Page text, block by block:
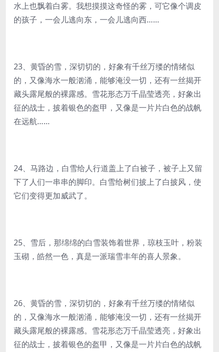
水上也飘着白雾。我想摸摸这奇怪的雾，可它像个调皮
的孩子，一会儿逃向东，一会儿逃向西……
23、黄昏的雪，深切切的，好象有千丝万缕的情绪似
的，又像海水一般汹涌，能够淹没一切，还有一丝揭开
藏头露尾般的裸露感。雪花形态万千晶莹透亮，好象出
征的战士，披着银色的盔甲，又像是一片片白色的战帆
在远航……
24、马路边，白雪给人行道盖上了白被子，被子上又留
下了人们一串串的脚印。白雪给树们披上了白披风，使
它们变得更加威武了。
25、雪后，那绵绵的白雪装饰着世界，琼枝玉叶，粉装
玉砌，皓然一色，真是一派瑞雪丰年的喜人景象。
26、黄昏的雪，深切切的，好象有千丝万缕的情绪似
的，又像海水一般汹涌，能够淹没一切，还有一丝揭开
藏头露尾般的裸露感。雪花形态万千晶莹透亮，好象出
征的战士，披着银色的盔甲，又像是一片片白色的战帆